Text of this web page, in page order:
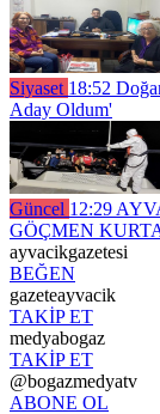
Siyaset 18:52
Aday Oldum'
Güncel 12:29
GÖÇMEN
ayvacikgazetesi
BEĞEN
gazeteayvacik
TAKİP ET
medyabogaz
TAKİP ET
@bogazmedyatv
ABONE OL